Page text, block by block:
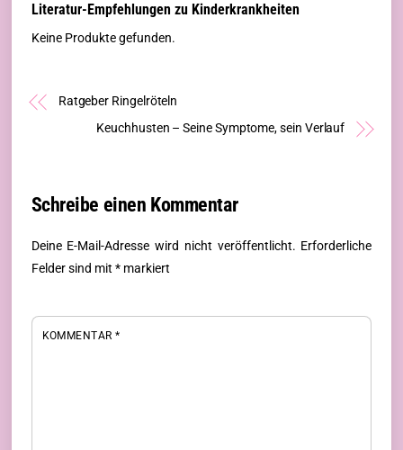
Literatur-Empfehlungen zu Kinderkrankheiten
Keine Produkte gefunden.
Ratgeber Ringelröteln
Keuchhusten – Seine Symptome, sein Verlauf
Schreibe einen Kommentar
Deine E-Mail-Adresse wird nicht veröffentlicht. Erforderliche
Felder sind mit *markiert
KOMMENTAR*